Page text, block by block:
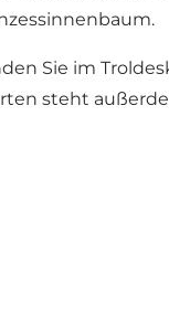
Sie im
steht